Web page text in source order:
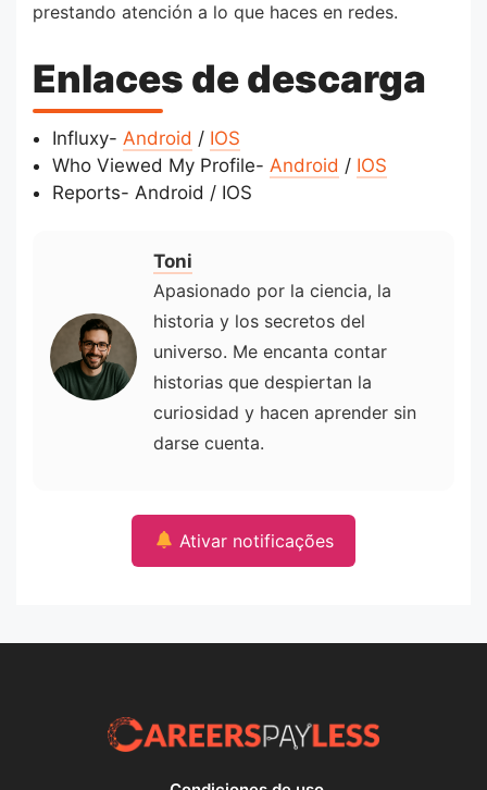
prestando atención a lo que haces en redes.
Enlaces de descarga
Influxy- Android / IOS
Who Viewed My Profile- Android / IOS
Reports- Android / IOS
Toni
Apasionado por la ciencia, la
historia y los secretos del
universo. Me encanta contar
historias que despiertan la
curiosidad y hacen aprender sin
darse cuenta.
Ativar notificações